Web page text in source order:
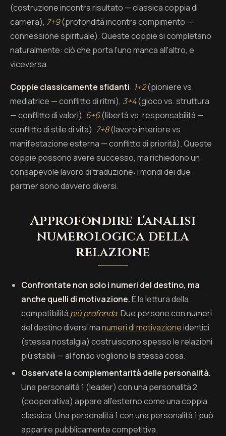
(costruzione incontra risultato — classica coppia di
carriera), 7+9(profondità incontra compimento —
connessione spirituale). Queste coppie si completano
naturalmente: ciò che porta l'uno manca all'altro, e
viceversa.
Coppie classicamente sfidanti: 1+2(pioniere vs.
mediatrice — conflitto di ritmi), 3+4(gioco vs. struttura
— conflitto di valori), 5+6(libertà vs. responsabilità —
conflitto di stile di vita), 7+8(lavoro interiore vs.
manifestazione esterna — conflitto di priorità). Queste
coppie possono avere successo, ma richiedono un
consapevole lavoro di traduzione: i mondi dei due
partner sono davvero diversi.
Approfondire l'analisi
numerologica della
relazione
Confrontate non solo i numeri del destino, ma
anche quelli di motivazione.È la lettura della
compatibilità più profonda. Due persone con numeri
del destino diversi manumeri di motivazioneidentici
(stessa nostalgia) costruiscono spesso le relazioni
più stabili — al fondo vogliono la stessa cosa.
Osservate la complementarità delle personalità.
Una personalità 1 (leader) con una personalità 2
(cooperativa) appare all'esterno come una coppia
classica. Una personalità 1 con una personalità 1 può
apparire pubblicamente competitiva.